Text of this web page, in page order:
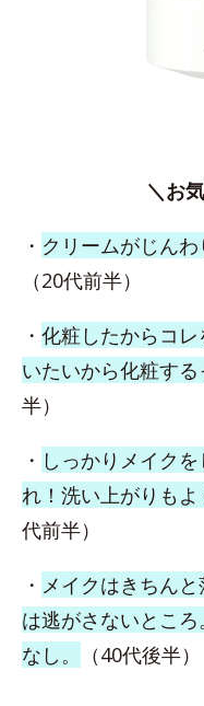
＼お
・ クリームがじんわ
（20代前半）
・ 化粧したからコ
いたいから化粧する
半）
・ しっかりメイク
れ！洗い上がりもよ
代前半）
・ メイクはきちん
は逃がさないとこ
なし。
（40代後半）